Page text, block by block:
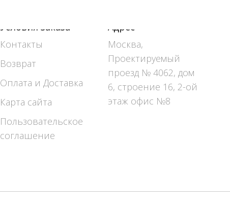
Условия заказа
Контакты
Возврат
Оплата и Доставка
Карта сайта
Пользовательское
соглашение
Адрес
Москва,
Проектируемый
проезд № 4062, дом
6, строение 16, 2-ой
этаж офис №8